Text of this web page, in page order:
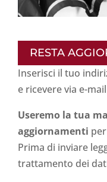
RESTA
Inserisci il tuo
e ricevere via e-
Useremo la tua
aggiornamenti
Prima di inviare
trattamento dei